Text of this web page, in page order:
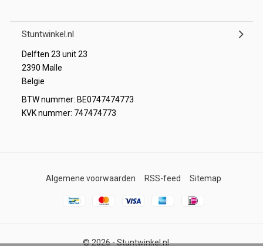
Stuntwinkel.nl
Delften 23 unit 23
2390 Malle
Belgie
BTW nummer: BE0747474773
KVK nummer: 747474773
© 2026 -Stuntwinkel.nl
Algemene voorwaarden RSS-feed Sitemap